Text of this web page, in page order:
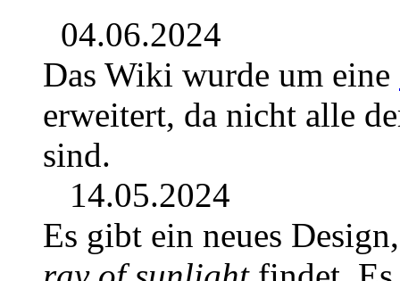
04.06.2024
Das Wiki wurde um eine
erweitert, da nicht alle
sind.
14.05.2024
Es gibt ein neues